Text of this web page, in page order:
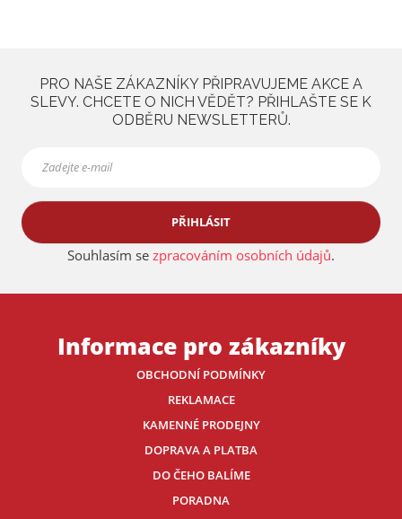
PRO NAŠE ZÁKAZNÍKY PŘIPRAVUJEME AKCE A
SLEVY. CHCETE O NICH VĚDĚT? PŘIHLAŠTE SE K
ODBĚRU NEWSLETTERŮ.
PŘIHLÁSIT
Souhlasím se zpracováním osobních údajů.
Informace pro zákazníky
OBCHODNÍ PODMÍNKY
REKLAMACE
KAMENNÉ PRODEJNY
DOPRAVA A PLATBA
DO ČEHO BALÍME
PORADNA